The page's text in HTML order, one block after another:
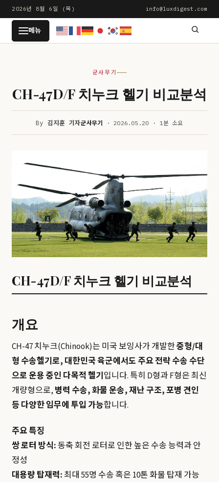
문
로
2026년 8월 6일 (목) info@luxdigest.com
LUXDIGEST
메뉴
군사무기
CH-47D/F 치누크 헬기 비교분석
By김지훈 기자군사무기 · 2026.05.20 · 1분 소요
CH-47D/F 치누크 헬기 비교분석
개요
CH-47 치누크(Chinook)는 미국 보잉사가 개발한중형/대
형 수송헬기로, 대한민국 육군에서도 주요 전략 수송 수단
으로 운용 중인 다목적 헬기 입니다. 특히 D형과 F형은 최신
개량형으로, 병력 수송, 화물 운송, 재난 구조, 포병 견인
등 다양한 임무에 투입 가능합니다.
주요 특징
쌍 로터 방식:동축 회전 로터로 인한 높은 수송 능력과 안
정성
대용량 탑재력:최대 55명 수송 혹은 10톤 화물 탑재 가능